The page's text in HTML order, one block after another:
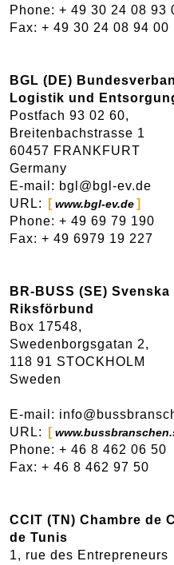
Phone: + 49 30 24 08 93
Fax: + 49 30 24 08 94 00
BGL (DE)
Logistik und
Postfach 93 02 60,
Breitenbachstrasse 1
60457 FRANKFURT
Germany
E-mail: bgl@bgl-ev.de
URL:
www.bgl-ev.de
Phone: + 49 69 79 190
Fax: + 49 6979 19 227
BR-BUSS (SE)
Riksförbund
Box 17548,
Swedenborgsgatan 2,
118 91 STOCKHOLM
Sweden
E-mail:
URL:
Phone: + 46 8 462 06 50
Fax: + 46 8 462 97 50
CCIT (TN) Chambre de
de Tunis
1, rue des Entrepreneurs